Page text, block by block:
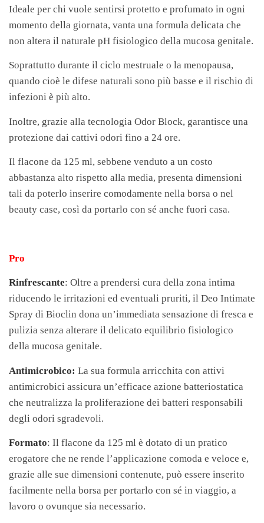
Ideale per chi vuole sentirsi protetto e profumato in ogni
momento della giornata, vanta una formula delicata che
non altera il naturale pH fisiologico della mucosa genitale.
Soprattutto durante il ciclo mestruale o la menopausa,
quando cioè le difese naturali sono più basse e il rischio di
infezioni è più alto.
Inoltre, grazie alla tecnologia Odor Block, garantisce una
protezione dai cattivi odori fino a 24 ore.
Il flacone da 125 ml, sebbene venduto a un costo
abbastanza alto rispetto alla media, presenta dimensioni
tali da poterlo inserire comodamente nella borsa o nel
beauty case, così da portarlo con sé anche fuori casa.
Pro
Rinfrescante: Oltre a prendersi cura della zona intima
riducendo le irritazioni ed eventuali pruriti, il Deo Intimate
Spray di Bioclin dona un’immediata sensazione di fresca e
pulizia senza alterare il delicato equilibrio fisiologico
della mucosa genitale.
Antimicrobico: La sua formula arricchita con attivi
antimicrobici assicura un’efficace azione batteriostatica
che neutralizza la proliferazione dei batteri responsabili
degli odori sgradevoli.
Formato: Il flacone da 125 ml è dotato di un pratico
erogatore che ne rende l’applicazione comoda e veloce e,
grazie alle sue dimensioni contenute, può essere inserito
facilmente nella borsa per portarlo con sé in viaggio, a
lavoro o ovunque sia necessario.